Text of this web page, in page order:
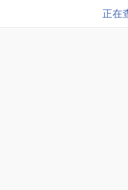
正在